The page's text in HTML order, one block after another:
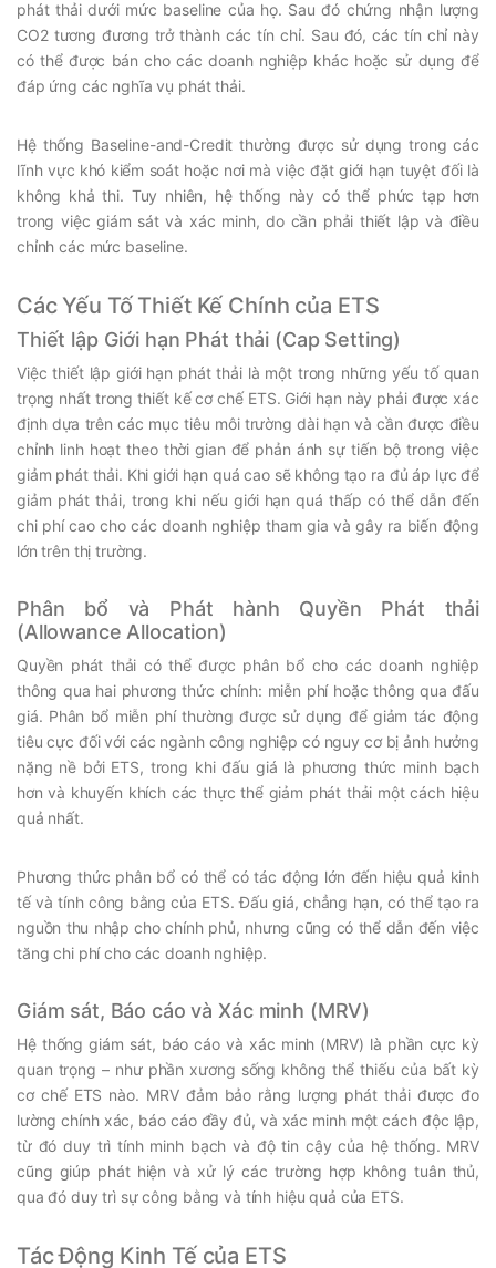
phát thải dưới mức baseline của họ. Sau đó chứng nhận lượng
CO2 tương đương trở thành các tín chỉ. Sau đó, các tín chỉ này
có thể được bán cho các doanh nghiệp khác hoặc sử dụng để
đáp ứng các nghĩa vụ phát thải.
Hệ thống Baseline-and-Credit thường được sử dụng trong các
lĩnh vực khó kiểm soát hoặc nơi mà việc đặt giới hạn tuyệt đối là
không khả thi. Tuy nhiên, hệ thống này có thể phức tạp hơn
trong việc giám sát và xác minh, do cần phải thiết lập và điều
chỉnh các mức baseline.
Các Yếu Tố Thiết Kế Chính của ETS
Thiết lập Giới hạn Phát thải (Cap Setting)
Việc thiết lập giới hạn phát thải là một trong những yếu tố quan
trọng nhất trong thiết kế cơ chế ETS. Giới hạn này phải được xác
định dựa trên các mục tiêu môi trường dài hạn và cần được điều
chỉnh linh hoạt theo thời gian để phản ánh sự tiến bộ trong việc
giảm phát thải. Khi giới hạn quá cao sẽ không tạo ra đủ áp lực để
giảm phát thải, trong khi nếu giới hạn quá thấp có thể dẫn đến
chi phí cao cho các doanh nghiệp tham gia và gây ra biến động
lớn trên thị trường.
Phân bổ và Phát hành Quyền Phát thải
(Allowance Allocation)
Quyền phát thải có thể được phân bổ cho các doanh nghiệp
thông qua hai phương thức chính: miễn phí hoặc thông qua đấu
giá. Phân bổ miễn phí thường được sử dụng để giảm tác động
tiêu cực đối với các ngành công nghiệp có nguy cơ bị ảnh hưởng
nặng nề bởi ETS, trong khi đấu giá là phương thức minh bạch
hơn và khuyến khích các thực thể giảm phát thải một cách hiệu
quả nhất.
Phương thức phân bổ có thể có tác động lớn đến hiệu quả kinh
tế và tính công bằng của ETS. Đấu giá, chẳng hạn, có thể tạo ra
nguồn thu nhập cho chính phủ, nhưng cũng có thể dẫn đến việc
tăng chi phí cho các doanh nghiệp.
Giám sát, Báo cáo và Xác minh (MRV)
Hệ thống giám sát, báo cáo và xác minh (MRV) là phần cực kỳ
quan trọng – như phần xương sống không thể thiếu của bất kỳ
cơ chế ETS nào. MRV đảm bảo rằng lượng phát thải được đo
lường chính xác, báo cáo đầy đủ, và xác minh một cách độc lập,
từ đó duy trì tính minh bạch và độ tin cậy của hệ thống. MRV
cũng giúp phát hiện và xử lý các trường hợp không tuân thủ,
qua đó duy trì sự công bằng và tính hiệu quả của ETS.
Tác Động Kinh Tế của ETS